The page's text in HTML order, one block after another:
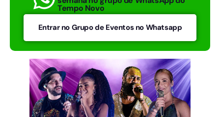
Tempo Novo
Entrar no Grupo de Eventos no Whatsapp